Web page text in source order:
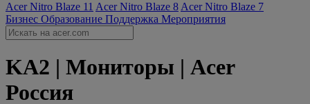
Acer Nitro Blaze 11 Acer Nitro Blaze 8 Acer Nitro Blaze 7
Бизнес Образование Поддержка Мероприятия
KA2 | Мониторы | Acer
Россия